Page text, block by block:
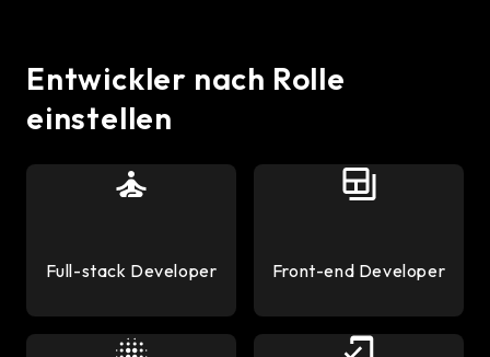
Entwickler nach Rolle
einstellen
Full-stack Developer Front-end Developer